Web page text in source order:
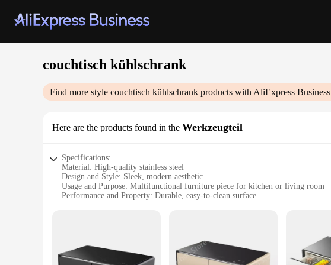
couchtisch kühlschrank
Find more style couchtisch kühlschrank products with AliExpress Business
Here are the products found in the Werkzeugteil
Specifications:
Material: High-quality stainless steel
Design and Style: Sleek, modern aesthetic
Usage and Purpose: Multifunctional furniture piece for kitchen or living room
Performance and Property: Durable, easy-to-clean surface
|Wholesale|Vendors|
**Versatile and Space-Saving Design**